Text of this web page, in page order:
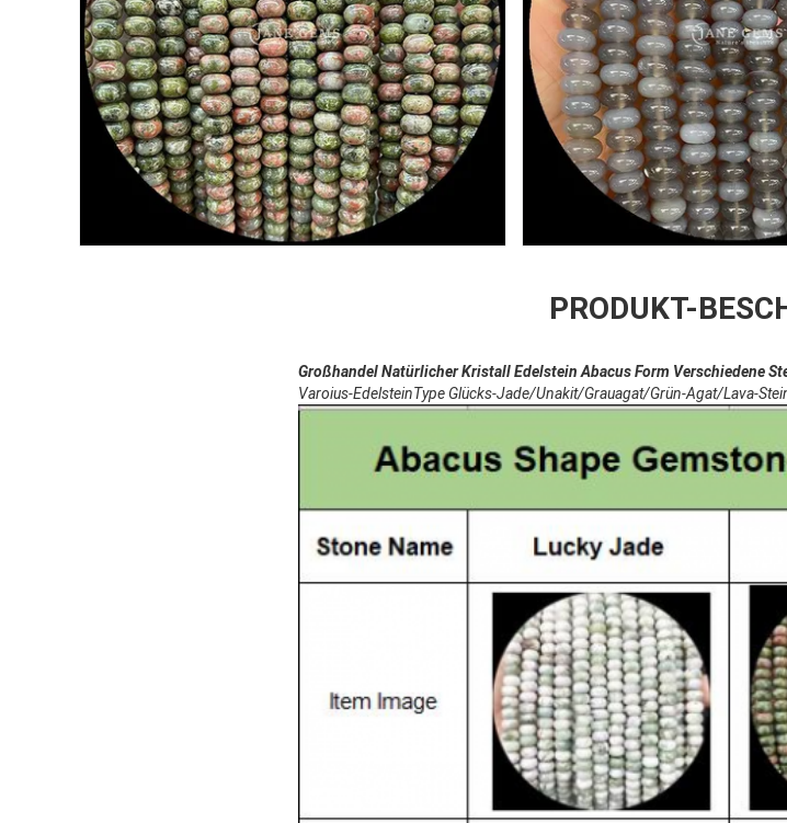
PRODUKT-
Großhandel Natürlicher Kristall Edelstein Abacus Form Verschiedene
Varoius-EdelsteinType Glücks-Jade/Unakit/Grauagat/Grün-Agat/Lava-